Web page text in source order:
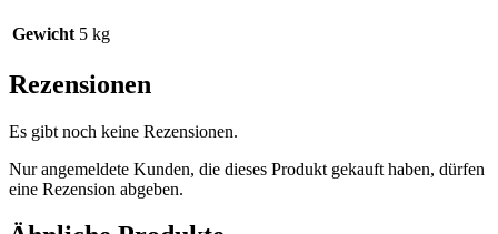
Gewicht 5 kg
Rezensionen
Es gibt noch keine Rezensionen.
Nur angemeldete Kunden, die dieses Produkt gekauft haben, dürfen
eine Rezension abgeben.